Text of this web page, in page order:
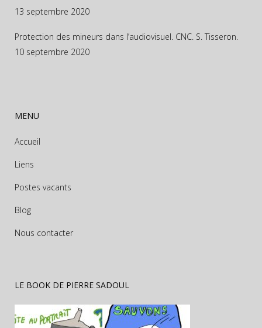
13 septembre 2020
Protection des mineurs dans l’audiovisuel. CNC. S. Tisseron.
10 septembre 2020
MENU
Accueil
Liens
Postes vacants
Blog
Nous contacter
LE BOOK DE PIERRE SADOUL